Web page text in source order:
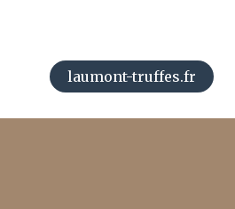
laumont-truffes.fr